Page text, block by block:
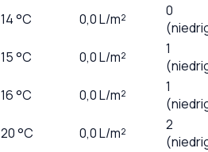
14°C 0,0L/m²
0
15°C 0,0L/m²
1
16°C 0,0L/m²
1
20°C 0,0L/m²
2